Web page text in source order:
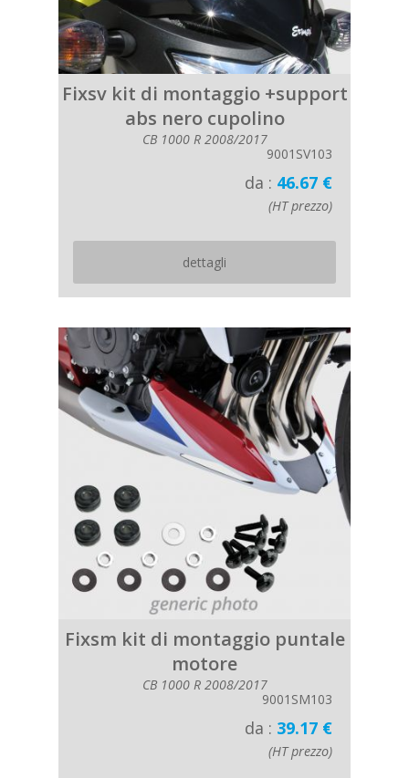
Fixsv kit di montaggio +support
abs nero cupolino
CB 1000 R 2008/2017
9001SV103
da : 46.67 €
(HT prezzo)
dettagli
Fixsm kit di montaggio puntale
motore
CB 1000 R 2008/2017
9001SM103
da : 39.17 €
(HT prezzo)